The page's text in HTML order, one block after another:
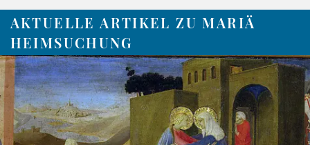
AKTUELLE ARTIKEL ZU MARIÄ
HEIMSUCHUNG